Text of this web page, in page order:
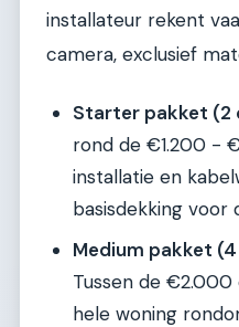
installateur rekent
camera, exclusief
Starter pakket (2
rond de €1.200 -
installatie en
basisdekking voor
Medium pakket (4
Tussen de
hele woning